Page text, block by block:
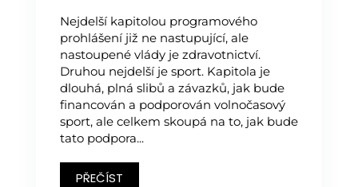
Nejdelší kapitolou programového
prohlášení již ne nastupující, ale
nastoupené vlády je zdravotnictví.
Druhou nejdelší je sport. Kapitola je
dlouhá, plná slibů a závazků, jak bude
financován a podporován volnočasový
sport, ale celkem skoupá na to, jak bude
tato podpora...
PŘEČÍST